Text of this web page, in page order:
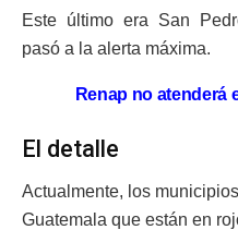
Este último era San
pasó a la alerta máxima.
Renap no atenderá
El detalle
Actualmente, los
Guatemala que están en